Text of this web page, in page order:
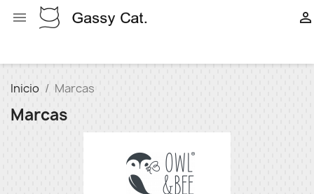
 
Inicio Marcas
Marcas